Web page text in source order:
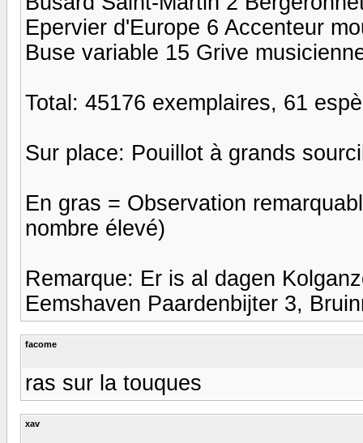
Epervier d'Europe 6 Accenteur
Buse variable 15 Grive
Total: 45176 exemplaires, 61
Sur place: Pouillot à grands
En gras = Observation
nombre élevé)
Remarque: Er is al dagen
Eemshaven Paardenbijter 3,
facome
ras sur la touques
xav